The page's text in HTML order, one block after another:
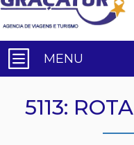
MENU
5113: